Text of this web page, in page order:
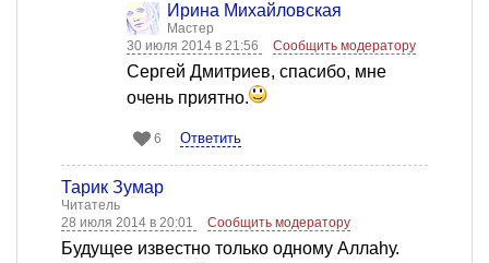
Ирина Михайловская
Мастер
30 июля 2014 в 21:56
Сообщить модератору
Сергей Дмитриев, спасибо, мне
очень приятно.
6 Ответить
Тарик Зумар
Читатель
28 июля 2014 в 20:01
Сообщить модератору
Будущее известно только одному Аллаһу.